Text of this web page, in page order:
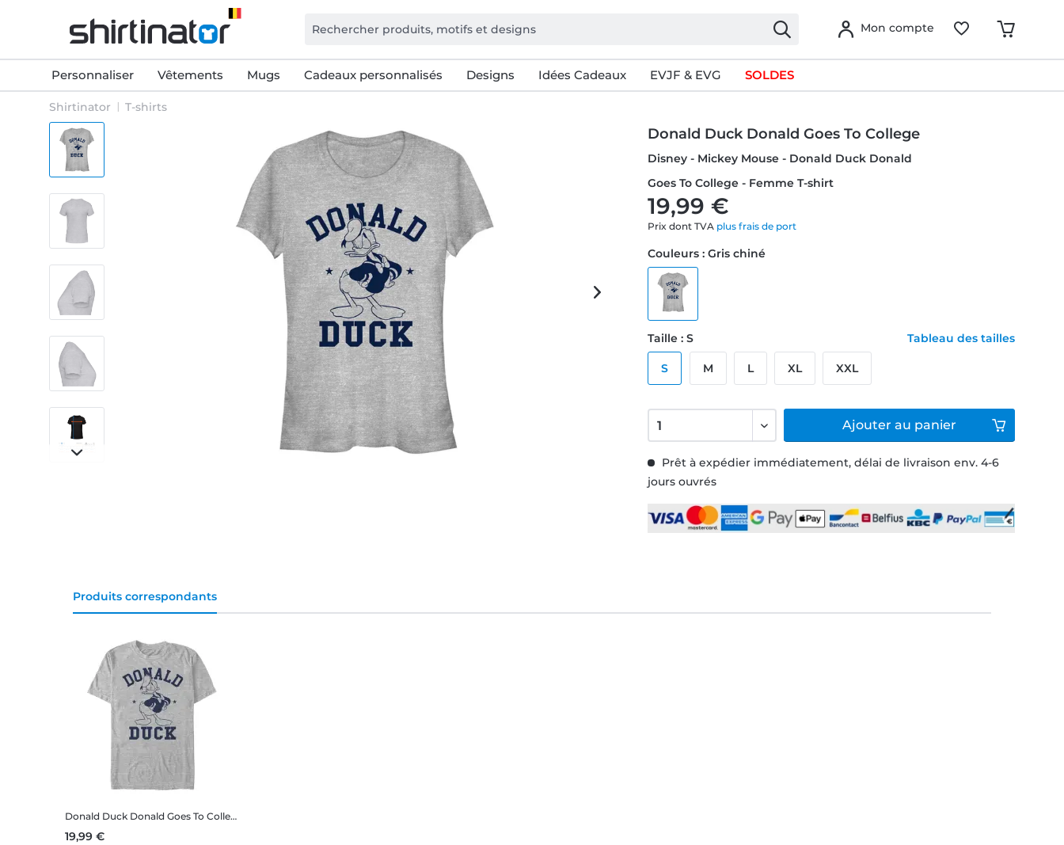
Mon compte
Personnaliser Vêtements Mugs Cadeaux personnalisés Designs Idées Cadeaux EVJF & EVG SOLDES
Shirtinator T-shirts
Donald Duck Donald Goes To College
Disney - Mickey Mouse - Donald Duck Donald
Goes To College - Femme T-shirt
19,99 €
Prix dont TVA plus frais de port
Prêt à expédier immédiatement, délai de livraison env. 4-6
jours ouvrés
Couleurs : Gris chiné
Taille : S Tableau des tailles
S M L XL XXL
Ajouter au panier
Produits correspondants
Donald Duck Donald Goes To College
19,99 €